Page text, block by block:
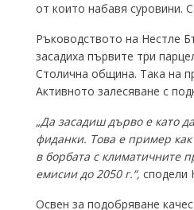
от които набавя суровини.
Ръководството на Нестле
засадиха първите три
Столична община. Така на
Активното залесяване с
„Да засадиш дърво е като
фиданки. Това е пример
в борбата с климатичните
емисии до 2050 г.“, сподели
Освен за подобряване